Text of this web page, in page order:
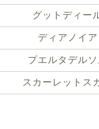
グットディー
ディアノイア
プエルタデル
スカーレットス